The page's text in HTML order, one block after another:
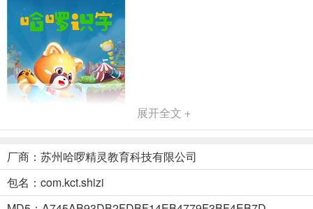
展开全文 +
厂商：苏州哈啰精灵教育科技有限公司
包名：com.kct.shizi